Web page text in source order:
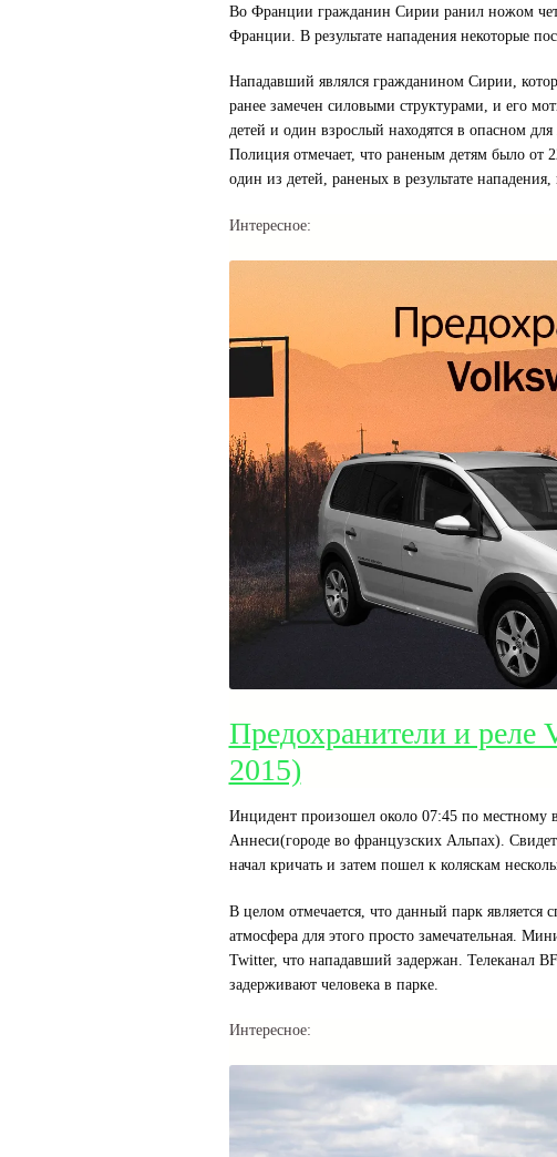
Во Франции гражданин Сирии ранил ножом
Франции. В результате нападения некоторые
Нападавший являлся гражданином Сирии,
ранее замечен силовыми структурами, и его
детей и один взрослый находятся в опасном
Полиция отмечает, что раненым детям было от
один из детей, раненых в результате нападения,
Интересное:
Предохранители и
2015)
Инцидент произошел около 07:45 по местному
Аннеси(городе во французских Альпах).
начал кричать и затем пошел к коляскам
В целом отмечается, что данный парк является
атмосфера для этого просто замечательная.
Twitter, что нападавший задержан. Телеканал
задерживают человека в парке.
Интересное: